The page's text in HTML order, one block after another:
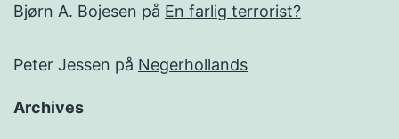
Bjørn A. Bojesen på En farlig terrorist?
Peter Jessen på Negerhollands
Archives